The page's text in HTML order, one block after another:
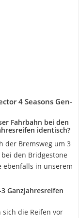
4 Seasons Gen-
Fahrbahn bei den
identisch?
der Bremsweg um 3
den Bridgestone
ebenfalls in unserem
Ganzjahresreifen
sich die Reifen vor